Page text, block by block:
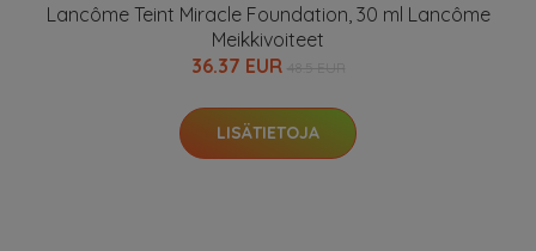
Lancôme Teint Miracle Foundation, 30 ml Lancôme
Meikkivoiteet
36.37 EUR
LISÄTIETOJA